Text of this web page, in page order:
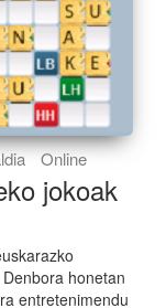
Online
jokoak
honetan
entretenimendu